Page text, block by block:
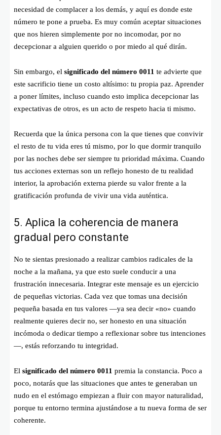
necesidad de complacer a los demás, y aquí es donde este
número te pone a prueba. Es muy común aceptar situaciones
que nos hieren simplemente por no incomodar, por no
decepcionar a alguien querido o por miedo al qué dirán.
Sin embargo, el significado del número 0011 te advierte que
este sacrificio tiene un costo altísimo: tu propia paz. Aprender
a poner límites, incluso cuando esto implica decepcionar las
expectativas de otros, es un acto de respeto hacia ti mismo.
Recuerda que la única persona con la que tienes que convivir
el resto de tu vida eres tú mismo, por lo que dormir tranquilo
por las noches debe ser siempre tu prioridad máxima. Cuando
tus acciones externas son un reflejo honesto de tu realidad
interior, la aprobación externa pierde su valor frente a la
gratificación profunda de vivir una vida auténtica.
5. Aplica la coherencia de manera
gradual pero constante
No te sientas presionado a realizar cambios radicales de la
noche a la mañana, ya que esto suele conducir a una
frustración innecesaria. Integrar este mensaje es un ejercicio
de pequeñas victorias. Cada vez que tomas una decisión
pequeña basada en tus valores —ya sea decir «no» cuando
realmente quieres decir no, ser honesto en una situación
incómoda o dedicar tiempo a reflexionar sobre tus intenciones
—, estás reforzando tu integridad.
El significado del número 0011 premia la constancia. Poco a
poco, notarás que las situaciones que antes te generaban un
nudo en el estómago empiezan a fluir con mayor naturalidad,
porque tu entorno termina ajustándose a tu nueva forma de ser
coherente.